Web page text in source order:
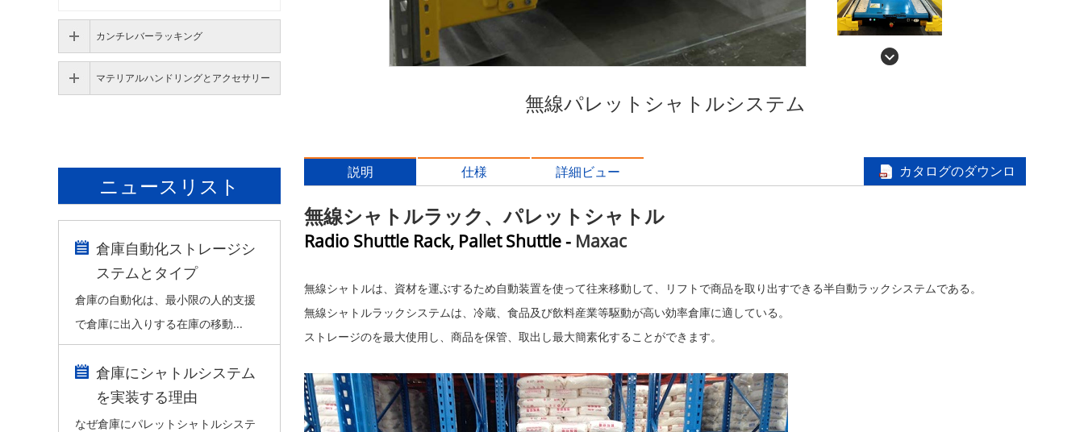
無線パレットシャトルシステム
説明 仕様 詳細ビュー
カタログのダウンロ
無線シャトルラック、パレットシャトル
Radio Shuttle Rack, Pallet Shuttle - Maxac
無線シャトルは、資材を運ぶするため自動装置を使って往来移動して、リフトで商品を取り出すできる半自動ラックシステムである。
無線シャトルラックシステムは、冷蔵、食品及び飲料産業等駆動が高い効率倉庫に適している。
ストレージのを最大使用し、商品を保管、取出し最大簡素化することができます。
カンチレバーラッキング
マテリアルハンドリングとアクセサリー
ニュースリスト
倉庫自動化ストレージシ
ステムとタイプ
倉庫の自動化は、最小限の人的支援
で倉庫に出入りする在庫の移動...
倉庫にシャトルシステム
を実装する理由
なぜ倉庫にパレットシャトルシステ